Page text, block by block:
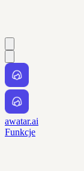
awatar.ai
Funkcje